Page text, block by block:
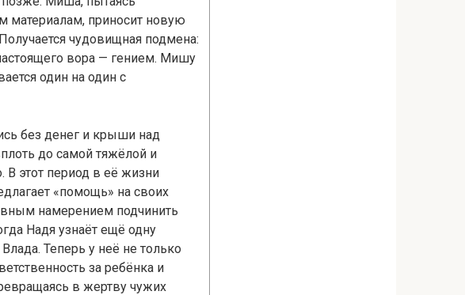
материалам, приносит новую
чудовищная подмена:
вора — гением. Мишу
один на один с
без денег и крыши над
до самой тяжёлой и
В этот период в её жизни
«помощь» на своих
намерением подчинить
Надя узнаёт ещё одну
Теперь у неё не только
за ребёнка и
в жертву чужих